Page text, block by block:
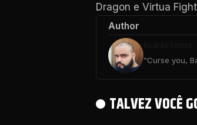
Dragon e Virtua
Author
"Curse you,
TALVEZ VOCÊ